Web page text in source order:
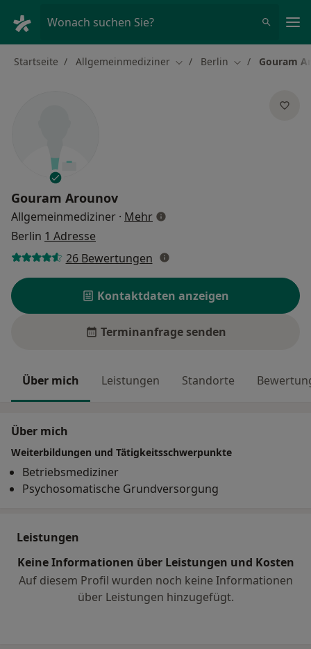
Wonach suchen Sie?
Startseite Allgemeinmediziner Stadt ändern
Berlin Stadt ändern
Gouram
Gouram Arounov
Allgemeinmediziner · Mehrüber Spezialisierungen
Berlin 1 Adresse
26 Bewertungen
Kontaktdaten anzeigen
Terminanfrage senden
Über mich Leistungen Standorte
Über mich
Weiterbildungen und Tätigkeitsschwerpunkte
Betriebsmediziner
Psychosomatische Grundversorgung
Leistungen
Keine Informationen über Leistungen und Kosten
Auf diesem Profil wurden noch keine Informationen
über Leistungen hinzugefügt.